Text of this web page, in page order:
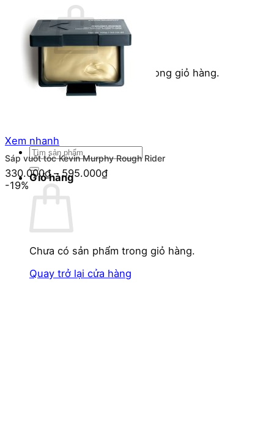
Chưa có sản phẩm trong giỏ hàng.
Quay trở lại cửa hàng
Tìm
kiếm:
Giỏ hàng
Chưa có sản phẩm trong giỏ hàng.
Quay trở lại cửa hàng
Xem nhanh
Sáp vuốt tóc Kevin Murphy Rough Rider
330.000₫–595.000₫
-19%